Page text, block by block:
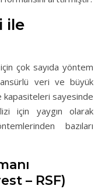
ile
çok sayıda yöntem
veri ve büyük
kapasiteleri sayesinde
için yaygın olarak
bazıları
– RSF)